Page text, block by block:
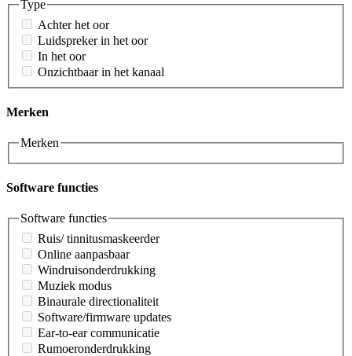
Type
Achter het oor
Luidspreker in het oor
In het oor
Onzichtbaar in het kanaal
Merken
Merken
Software functies
Software functies
Ruis/ tinnitusmaskeerder
Online aanpasbaar
Windruisonderdrukking
Muziek modus
Binaurale directionaliteit
Software/firmware updates
Ear-to-ear communicatie
Rumoeronderdrukking